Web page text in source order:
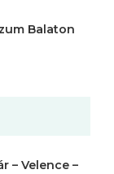
Balaton
– Velence –